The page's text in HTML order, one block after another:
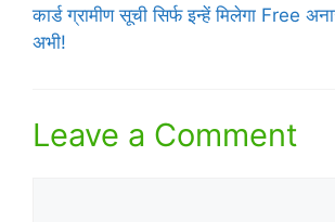
कार्ड ग्रामीण सूची सिर्फ इन्हें मिलेगा Free
अभी!
Leave a Comment